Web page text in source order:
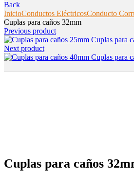
Back
InicioConductos EléctricosConducto
Cuplas para caños 32mm
Previous product
Cuplas para
Next product
Cuplas para
Cuplas para caños